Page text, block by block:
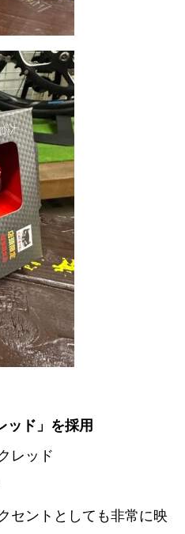
ッド」を採用
レッド
セントとしても非常に映